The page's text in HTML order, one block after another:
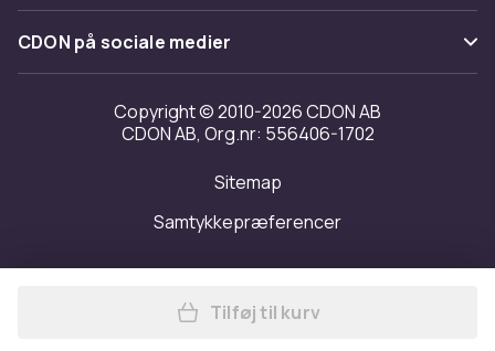
Kundeanmeldelser
Arbejd på CDON
Investor relations
Tilgængelighed
Merchant Help Center
CDON på sociale medier
Copyright © 2010-2026 CDON AB
CDON AB, Org.nr: 556406-1702
Sitemap
Samtykkepræferencer
Læg Russell Dame/Damer
Tilføj til kurv